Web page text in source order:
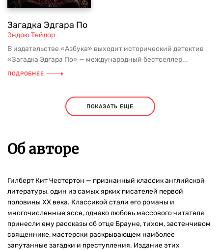
Загадка Эдгара По
Эндрю Тейлор
В издательстве «Азбука» выходит исторический детектив
«Загадка Эдгара По» — международный бестселлер...
ПОДРОБНЕЕ
ПОКАЗАТЬ ЕЩЕ
Об авторе
Гилберт Кит Честертон — признанный классик английской
литературы, один из самых ярких писателей первой
половины XX века. Классикой стали его романы и
многочисленные эссе, однако любовь массового читателя
принесли ему рассказы об отце Брауне, тихом, застенчивом
священнике, мастерски раскрывающем наиболее
запутанные загадки и преступления. Издание этих